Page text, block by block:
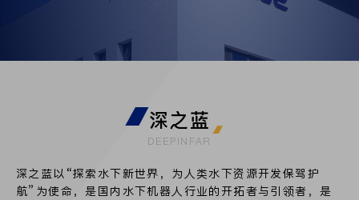
深之蓝
DEEPINFAR
深之蓝以“探索水下新世界，为人类水下资源开发保驾护
航”为使命，是国内水下机器人行业的开拓者与引领者，是